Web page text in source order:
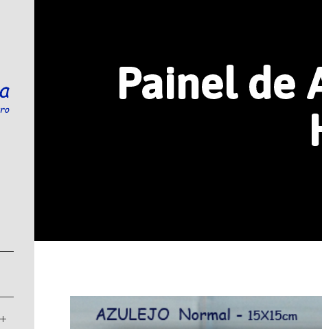
Painel de